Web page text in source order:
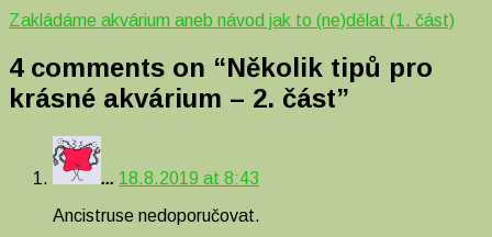
Zakládáme akvárium aneb návod jak to (ne)dělat (1. část)
4 comments on “Několik tipů pro
krásné akvárium – 2. část”
... 18.8.2019 at 8:43
Ancistruse nedoporučovat.